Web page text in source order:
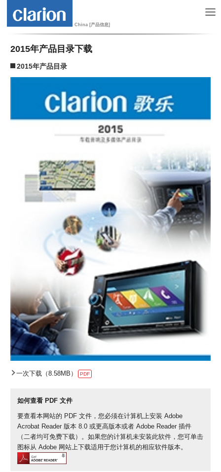
China [产品信息]
2015年产品目录下载
2015年产品目录
一次下载（8.58MB） PDF
如何查看 PDF 文件
要查看本网站的 PDF 文件，您必须在计算机上安装 Adobe
Acrobat Reader 版本 8.0 或更高版本或者 Adobe Reader 插件
（二者均可免费下载）。如果您的计算机未安装此软件，您可单击
图标从 Adobe 网站上下载适用于您计算机的相应软件版本。